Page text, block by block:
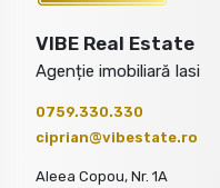
VIBE Real Estate
Agenție imobiliară Iasi
0759.330.330
ciprian@vibestate.ro
Aleea Copou, Nr. 1A